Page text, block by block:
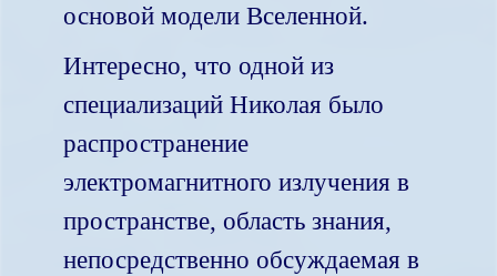
основой модели Вселенной.
Интересно, что одной из
специализаций Николая было
распространение
электромагнитного излучения в
пространстве, область знания,
непосредственно обсуждаемая в